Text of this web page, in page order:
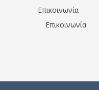
Επικοινωνία
Επικοινωνία